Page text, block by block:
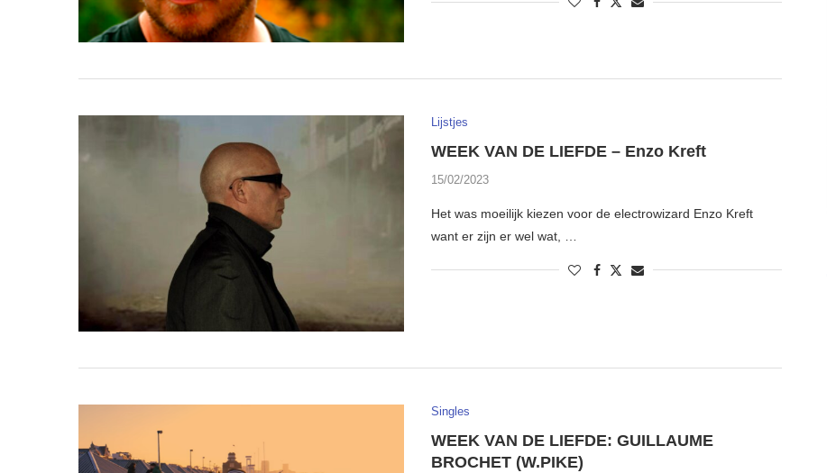
Lijstjes
WEEK VAN DE LIEFDE – Enzo Kreft
15/02/2023
Het was moeilijk kiezen voor de electrowizard Enzo Kreft
want er zijn er wel wat, …
Singles
WEEK VAN DE LIEFDE: GUILLAUME
BROCHET (W.PIKE)